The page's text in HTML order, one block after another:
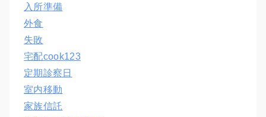
入所準備
外食
失敗
宅配cook123
定期診察日
室内移動
家族信託